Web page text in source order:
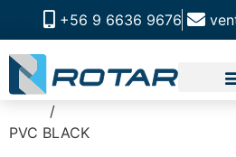
+56 9 6636 9676
/
PVC BLACK